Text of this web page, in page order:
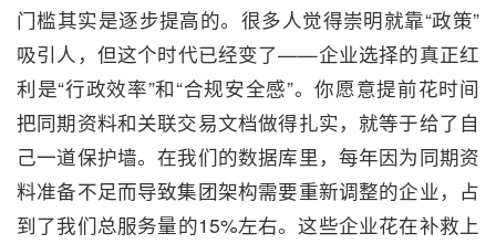
门槛其实是逐步提高的。很多人觉得崇明就靠“政策”
吸引人，但这个时代已经变了——企业选择的真正红
利是“行政效率”和“合规安全感”。你愿意提前花时间
把同期资料和关联交易文档做得扎实，就等于给了自
己一道保护墙。在我们的数据库里，每年因为同期资
料准备不足而导致集团架构需要重新调整的企业，占
到了我们总服务量的15%左右。这些企业花在补救上